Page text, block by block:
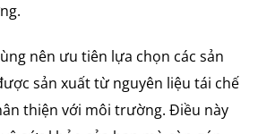
nên ưu tiên lựa chọn các sản
sản xuất từ nguyên liệu tái chế
thiện với môi trường. Điều này